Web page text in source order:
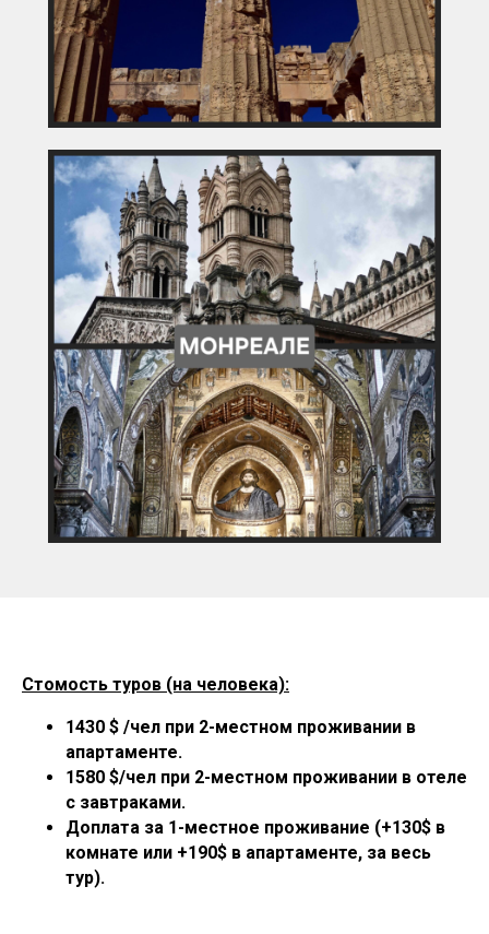
Стомость туров (на человека):
1430 $ /чел при 2-местном проживании в
апартаменте.
1580 $/чел при 2-местном проживании в отеле
с завтраками.
Доплата за 1-местное проживание (+130$ в
комнате или +190$ в апартаменте, за весь
тур).